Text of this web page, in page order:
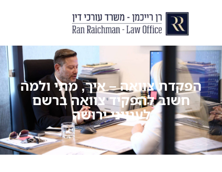
הפקדת צוואה – איך, מתי ולמה
חשוב להפקיד צוואה ברשם
לענייני ירושה